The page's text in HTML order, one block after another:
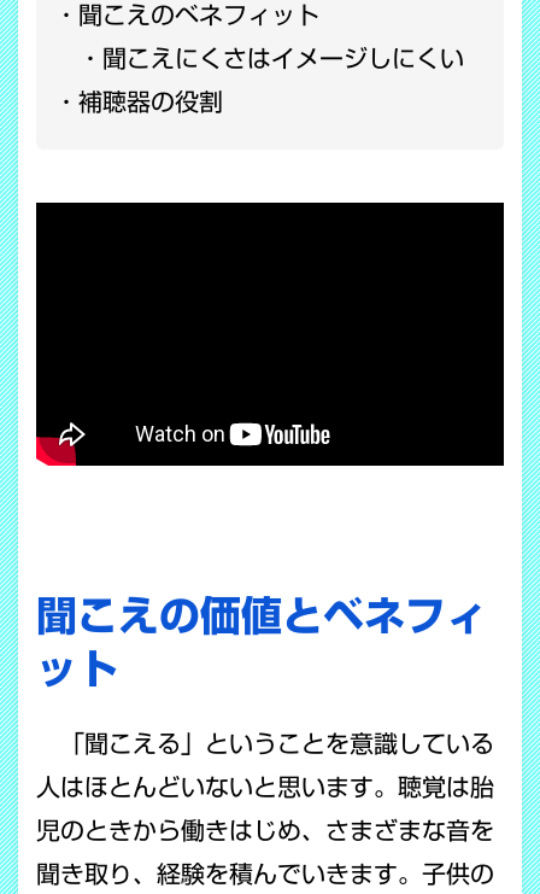
聞こえのベネフィット
聞こえにくさはイメージしにくい
補聴器の役割
聞こえの価値とベネフィ
ット
「聞こえる」ということを意識している
人はほとんどいないと思います。聴覚は胎
児のときから働きはじめ、さまざまな音を
聞き取り、経験を積んでいきます。子供の